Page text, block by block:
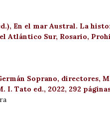
En el mar Austral. La
Atlántico Sur, Rosario,
Soprano, directores,
I. Tato ed., 2022, 292